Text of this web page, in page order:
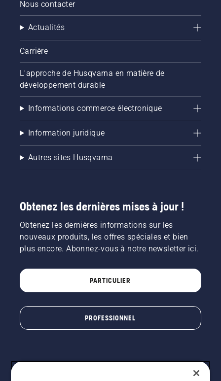
Nous contacter
Actualités
Carrière
L'approche de Husqvarna en matière de
développement durable
Informations commerce électronique
Information juridique
Autres sites Husqvarna
Obtenez les dernières mises à jour !
Obtenez les dernières informations sur les
nouveaux produits, les offres spéciales et bien
plus encore. Abonnez-vous à notre newsletter ici.
PARTICULIER
PROFESSIONNEL